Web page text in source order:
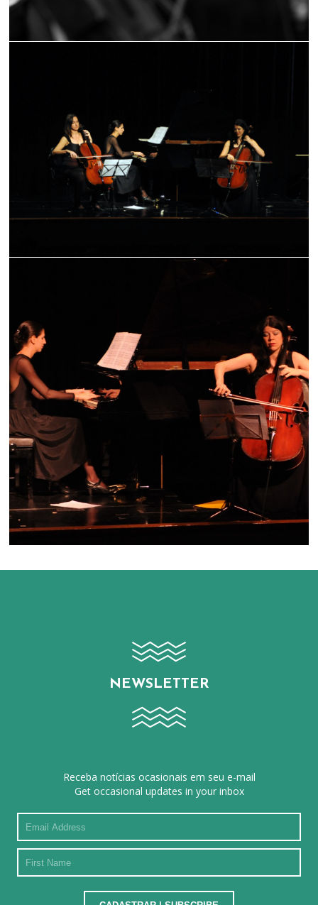
NEWSLETTER
Receba notícias ocasionais em seu e-mail
Get occasional updates in your inbox